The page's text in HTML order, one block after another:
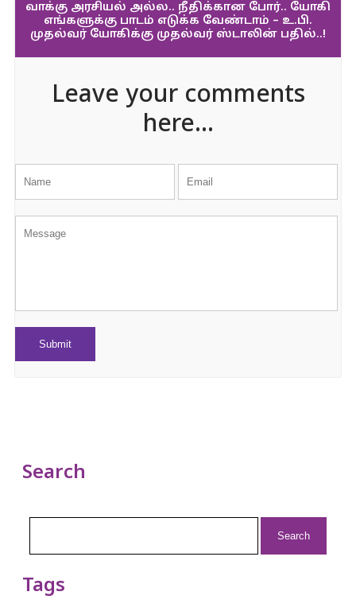
வாக்கு அரசியல் அல்ல.. நீதிக்கான போர்.. யோகி
எங்களுக்கு பாடம் எடுக்க வேண்டாம் – உ.பி.
முதல்வர் யோகிக்கு முதல்வர் ஸ்டாலின் பதில்..!
Leave your comments
here...
Search
Tags